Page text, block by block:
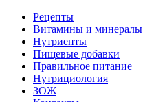
Рецепты
Витамины и минералы
Нутриенты
Пищевые добавки
Правильное питание
Нутрициология
ЗОЖ